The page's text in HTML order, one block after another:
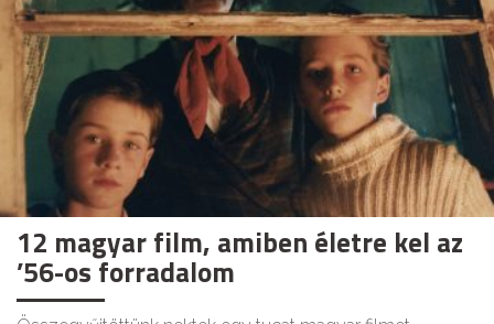
12 magyar film, amiben életre kel az
’56-os forradalom